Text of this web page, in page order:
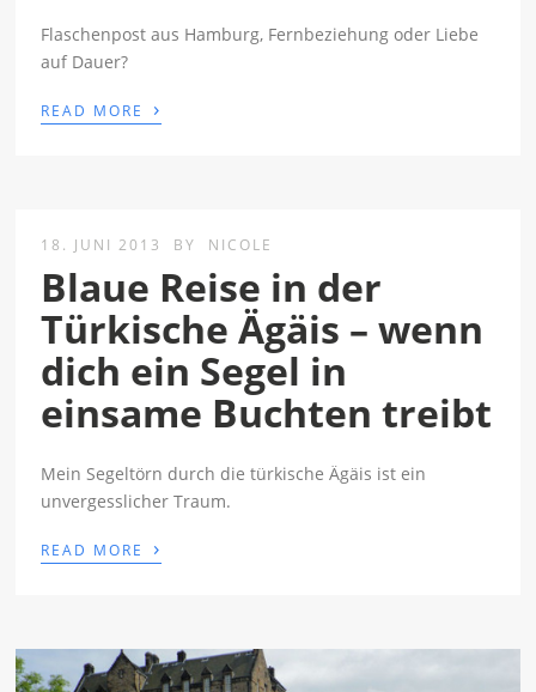
Flaschenpost aus Hamburg, Fernbeziehung oder Liebe
auf Dauer?
READ MORE ›
18. JUNI 2013 BY NICOLE
Blaue Reise in der
Türkische Ägäis – wenn
dich ein Segel in
einsame Buchten treibt
Mein Segeltörn durch die türkische Ägäis ist ein
unvergesslicher Traum.
READ MORE ›